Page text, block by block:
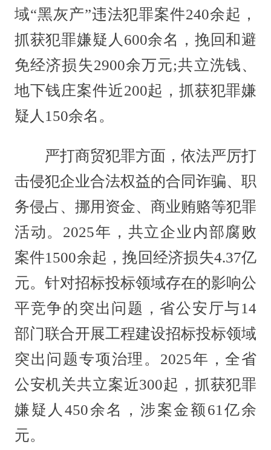
域“黑灰产”违法犯罪案件240余起，
抓获犯罪嫌疑人600余名，挽回和避
免经济损失2900余万元;共立洗钱、
地下钱庄案件近200起，抓获犯罪嫌
疑人150余名。
严打商贸犯罪方面，依法严厉打
击侵犯企业合法权益的合同诈骗、职
务侵占、挪用资金、商业贿赂等犯罪
活动。2025年，共立企业内部腐败
案件1500余起，挽回经济损失4.37亿
元。针对招标投标领域存在的影响公
平竞争的突出问题，省公安厅与14
部门联合开展工程建设招标投标领域
突出问题专项治理。2025年，全省
公安机关共立案近300起，抓获犯罪
嫌疑人450余名，涉案金额61亿余
元。